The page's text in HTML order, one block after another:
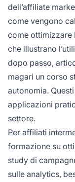
dell’affiliate
come vengono
come ottimizzare
che illustrano
dopo passo,
magari un corso
autonomia.
applicazioni
settore.
Per affiliati
formazione su
study di
sulle analytics,